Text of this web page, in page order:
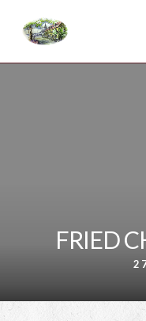
FRIED